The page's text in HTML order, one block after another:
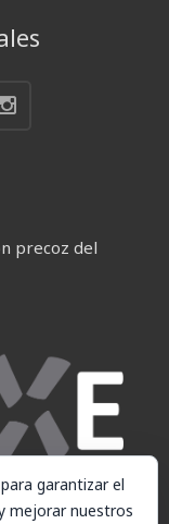
precoz del
garantizar el
mejorar nuestros